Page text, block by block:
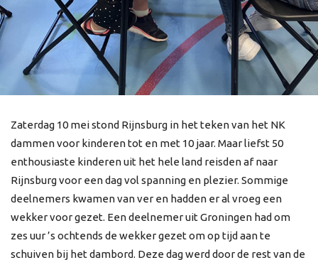
Zaterdag 10 mei stond Rijnsburg in het teken van het NK
dammen voor kinderen tot en met 10 jaar. Maar liefst 50
enthousiaste kinderen uit het hele land reisden af naar
Rijnsburg voor een dag vol spanning en plezier. Sommige
deelnemers kwamen van ver en hadden er al vroeg een
wekker voor gezet. Een deelnemer uit Groningen had om
zes uur ’s ochtends de wekker gezet om op tijd aan te
schuiven bij het dambord. Deze dag werd door de rest van de